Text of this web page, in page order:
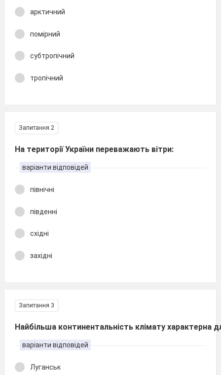
арктичний
помірний
субтропічний
тропічний
Запитання 2
На території України переважають вітри:
варіанти відповідей
північні
південні
східні
західні
Запитання 3
Найбільша континентальність клімату характерна
варіанти відповідей
Луганськ